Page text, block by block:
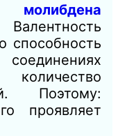
способность
Поэтому:
проявляет